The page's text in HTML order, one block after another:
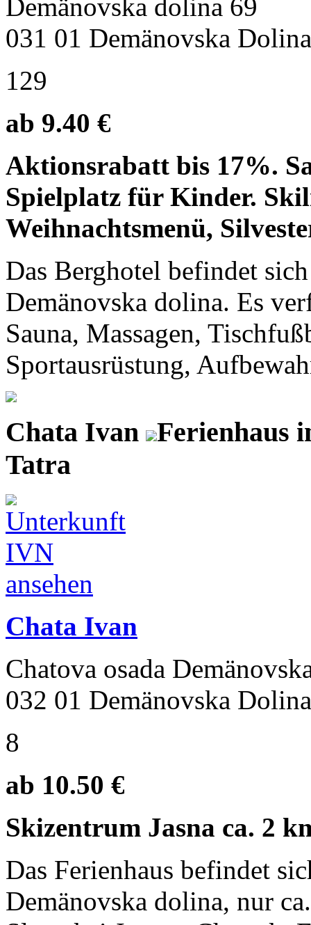
Demänovska dolina 69
031 01 Demänovska Dolina
129
ab 9.40 €
Aktionsrabatt bis 17%.
Spielplatz für Kinder.
Weihnachtsmenü,
Das Berghotel befindet
Demänovska dolina. Es
Sauna, Massagen,
Sportausrüstung,
Chata Ivan Ferienhaus
Tatra
Chata Ivan
Chatova osada
032 01 Demänovska Dolina
8
ab 10.50 €
Skizentrum Jasna ca. 2
Das Ferienhaus befindet
Demänovska dolina, nur